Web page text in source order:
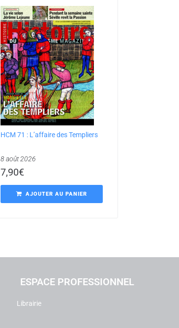
HCM 71 : L’affaire des Templiers
8 août 2026
7,90€
AJOUTER AU PANIER
ESPACE PROFESSIONNEL
Librairie